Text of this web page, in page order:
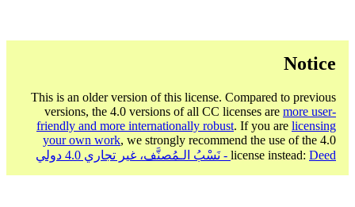
Notice
This is an older version of this license. Compared to previous
versions, the 4.0 versions of all CC licenses are more user-
friendly and more internationally robust. If you are licensing
your own work, we strongly recommend the use of the 4.0
license instead: Deed - نَسْبُ الـمُصنَّف، غير تجاري 4.0 دولي